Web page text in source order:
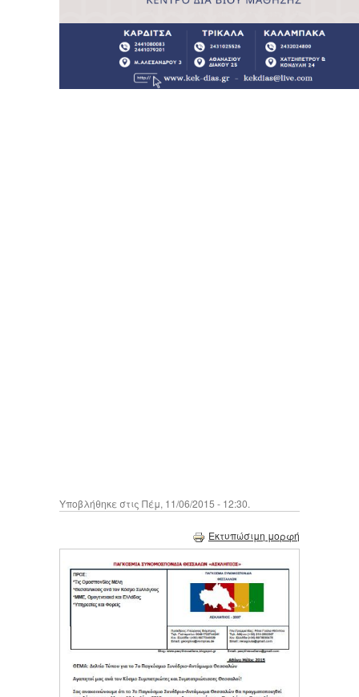
Υποβλήθηκε στις Πέμ, 11/06/2015 - 12:30.
Εκτυπώσιμη μορφή